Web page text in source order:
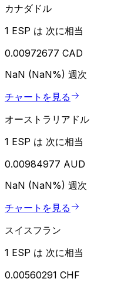
カナダドル
1 ESP は 次に相当
0.00972677 CAD
NaN (NaN%) 週次
チャートを見る
オーストラリアドル
1 ESP は 次に相当
0.00984977 AUD
NaN (NaN%) 週次
チャートを見る
スイスフラン
1 ESP は 次に相当
0.00560291 CHF